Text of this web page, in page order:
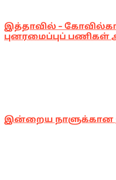
இத்தாவில் –
புனரமைப்புப் பணிகள்
இன்றைய நாளுக்கான